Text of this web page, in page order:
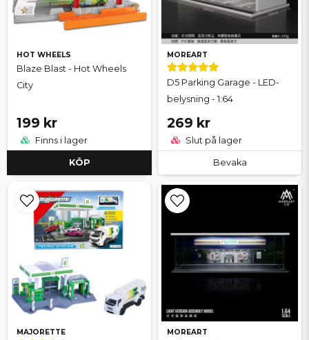
HOT WHEELS
Blaze Blast - Hot Wheels
City
199 kr
Finns i lager
KÖP
MOREART
D5 Parking Garage - LED-
belysning - 1:64
269 kr
Slut på lager
Bevaka
MAJORETTE MOREART